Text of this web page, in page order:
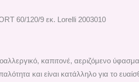
60/120/9 εκ. Lorelli 2003010
καπιτονέ, αεριζόμενο ύφασμα
και είναι κατάλληλο για το